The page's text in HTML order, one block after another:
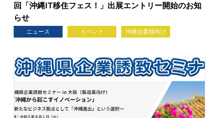
回「沖縄IT移住フェス！」出展エントリー開始のお知
らせ
ニュース イベント 沖縄企業様向け